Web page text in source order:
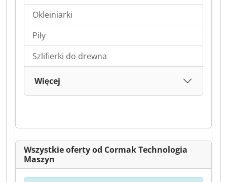
Okleiniarki
Piły
Szlifierki do drewna
Więcej
Wszystkie oferty od Cormak Technologia
Maszyn